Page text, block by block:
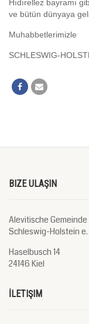
Hıdırellez bayramı
ve bütün dünyaya
Muhabbetlerimizle
SCHLESWIG-
BIZE ULAŞIN
Alevitische Gemeinde
Schleswig-Holstein e.
Haselbusch 14
24146 Kiel
İLETIŞIM